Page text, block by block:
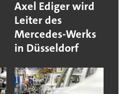
Axel Ediger wird
Leiter des
Mercedes-Werks
in Düsseldorf